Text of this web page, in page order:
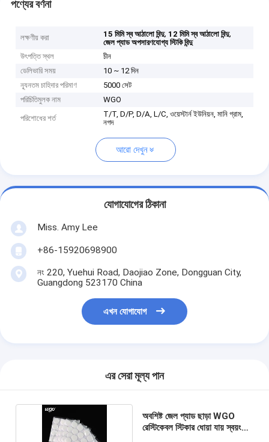
পণ্যের বর্ণনা
লক্ষণীয় করা 15 মিমি স্ব আঠালো বিন্দু, 12 মিমি স্ব আঠালো বিন্দু,
জেল প্যাড অপসারণযোগ্য স্টিকি বিন্দু
উৎপত্তি স্থল
চীন
ডেলিভারি সময়
10 ~ 12 দিন
ন্যূনতম চাহিদার পরিমাণ
5000 সেট
পরিচিতিমুলক নাম
WGO
পরিশোধের শর্ত
T/T, D/P, D/A, L/C, ওয়েস্টার্ন ইউনিয়ন, মানি গ্রাম,
নগদ
আরো দেখুন
যোগাযোগের ঠিকানা
Miss. Amy Lee
+86-15920698900
নং 220, Yuehui Road, Daojiao Zone, Dongguan City,
Guangdong 523170 China
এখন যোগাযোগ
এর সেরা মূল্য পান
অবশিষ্ট জেল প্যাড ছাড়া WGO
রেস্টিকেবল স্টিকার ধোয়া যায় স্বয়ং